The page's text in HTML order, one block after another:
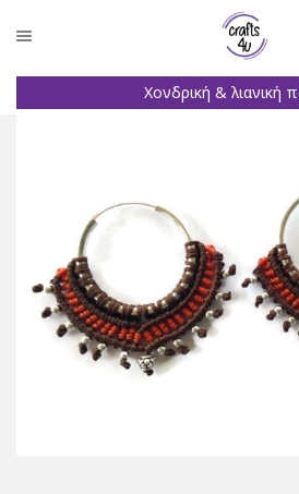
Χονδρική & λιανική